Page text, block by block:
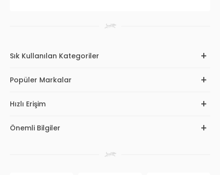
Sık Kullanılan Kategoriler
Popüler Markalar
Hızlı Erişim
Önemli Bilgiler